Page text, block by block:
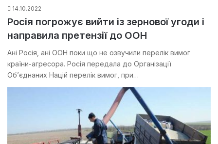
14.10.2022
Росія погрожує вийти із зернової угоди і
направила претензії до ООН
Ані Росія, ані ООН поки що не озвучили перелік вимог
країни-агресора. Росія передала до Організації
Об’єднаних Націй перелік вимог, при…